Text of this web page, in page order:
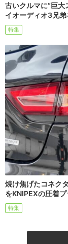
古いクルマに“巨大
イオーディオ3兄
特集
焼け焦げたコネク
をKNIPEXの圧着
特集